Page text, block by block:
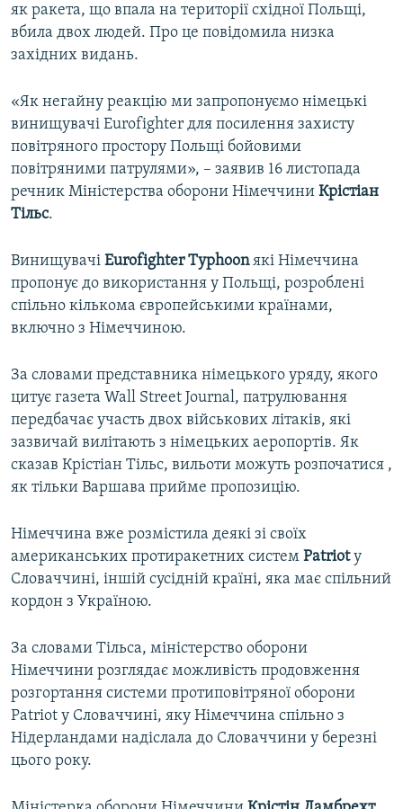
як ракета, що впала на території східної Польщі,
вбила двох людей. Про це повідомила низка
західних видань.
«Як негайну реакцію ми запропонуємо німецькі
винищувачі Eurofighter для посилення захисту
повітряного простору Польщі бойовими
повітряними патрулями», – заявив 16 листопада
речник Міністерства оборони Німеччини Крістіан
Тільс.
Винищувачі Eurofighter Typhoonякі Німеччина
пропонує до використання у Польщі, розроблені
спільно кількома європейськими країнами,
включно з Німеччиною.
За словами представника німецького уряду, якого
цитує газета Wall Street Journal, патрулювання
передбачає участь двох військових літаків, які
зазвичай вилітають з німецьких аеропортів. Як
сказав Крістіан Тільс, вильоти можуть розпочатися ,
як тільки Варшава прийме пропозицію.
Німеччина вже розмістила деякі зі своїх
американських протиракетних систем Patriotу
Словаччині, іншій сусідній країні, яка має спільний
кордон з Україною.
За словами Тільса, міністерство оборони
Німеччини розглядає можливість продовження
розгортання системи протиповітряної оборони
Patriot у Словаччині, яку Німеччина спільно з
Нідерландами надіслала до Словаччини у березні
цього року.